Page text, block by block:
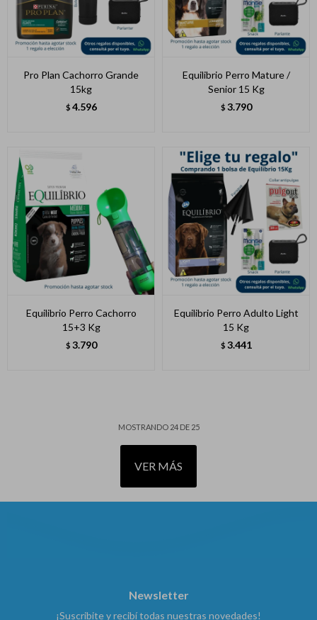
Pro Plan Cachorro Grande
15kg
$ 4.596
Equilibrio Perro Mature /
Senior 15 Kg
$ 3.790
Equilibrio Perro Cachorro
15+3 Kg
$ 3.790
Equilibrio Perro Adulto Light
15 Kg
$ 3.441
MOSTRANDO 24DE 25
VER MÁS
Newsletter
¡Suscribite y recibí todas nuestras novedades!